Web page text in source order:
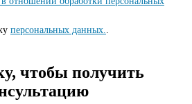
персональных данных..
чтобы получить